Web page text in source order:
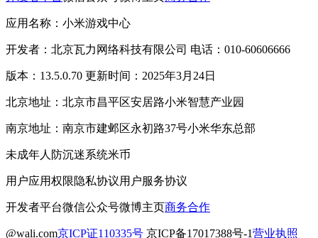
应用名称：小米游戏中心
开发者：北京瓦力网络科技有限公司 电话：010-60606666
版本：13.5.0.70 更新时间：2025年3月24日
北京地址：北京市昌平区安居路小米智慧产业园
南京地址：南京市建邺区永初路37号小米华东总部
未成年人防沉迷系统米币
用户应用权限隐私协议用户服务协议
开发者平台微信公众号微博主页商务合作
@wali.com京ICP证110335号 京ICP备17017388号-1营业执照